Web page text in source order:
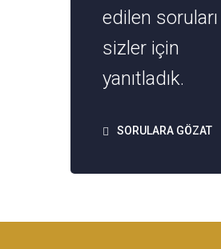
edilen soruları
sizler için
yanıtladık.
SORULARA GÖZAT